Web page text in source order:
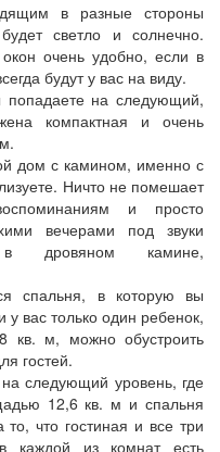
в разные стороны
светло и солнечно.
очень удобно, если в
будут у вас на виду.
на следующий,
компактная и очень
дом с камином, именно с
Ничто не помешает
и просто
вечерами под звуки
в дровяном камине,
спальня, в которую вы
у вас только один ребенок,
кв. м, можно обустроить
гостей.
следующий уровень, где
12,6 кв. м и спальня
что гостиная и все три
каждой из комнат есть